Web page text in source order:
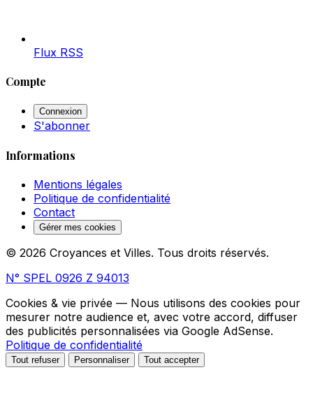
Flux RSS
Compte
Connexion
S'abonner
Informations
Mentions légales
Politique de confidentialité
Contact
Gérer mes cookies
© 2026 Croyances et Villes. Tous droits réservés.
N° SPEL 0926 Z 94013
Cookies & vie privée — Nous utilisons des cookies pour
mesurer notre audience et, avec votre accord, diffuser
des publicités personnalisées via Google AdSense.
Politique de confidentialité
Tout refuser Personnaliser Tout accepter